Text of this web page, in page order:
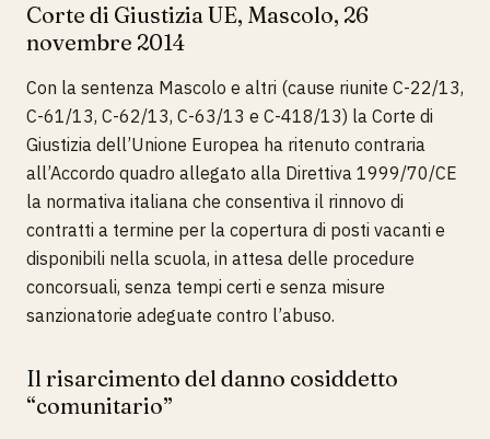
Corte di Giustizia UE, Mascolo, 26
novembre 2014
Con la sentenza Mascolo e altri (cause riunite C-22/13,
C-61/13, C-62/13, C-63/13 e C-418/13) la Corte di
Giustizia dell’Unione Europea ha ritenuto contraria
all’Accordo quadro allegato alla Direttiva 1999/70/CE
la normativa italiana che consentiva il rinnovo di
contratti a termine per la copertura di posti vacanti e
disponibili nella scuola, in attesa delle procedure
concorsuali, senza tempi certi e senza misure
sanzionatorie adeguate contro l’abuso.
Il risarcimento del danno cosiddetto
“comunitario”